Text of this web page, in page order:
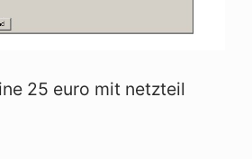
25 euro mit netzteil